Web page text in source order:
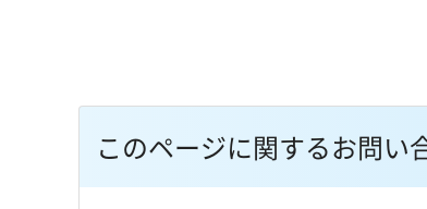
このページに関するお問い